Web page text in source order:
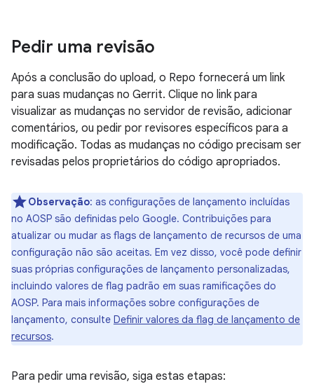
Pedir uma revisão
Após a conclusão do upload, o Repo fornecerá um link
para suas mudanças no Gerrit. Clique no link para
visualizar as mudanças no servidor de revisão, adicionar
comentários, ou pedir por revisores específicos para a
modificação. Todas as mudanças no código precisam ser
revisadas pelos proprietários do código apropriados.
Observação: as configurações de lançamento incluídas
no AOSP são definidas pelo Google. Contribuições para
atualizar ou mudar as flags de lançamento de recursos de uma
configuração não são aceitas. Em vez disso, você pode definir
suas próprias configurações de lançamento personalizadas,
incluindo valores de flag padrão em suas ramificações do
AOSP. Para mais informações sobre configurações de
lançamento, consulte Definir valores da flag de lançamento de
recursos.
Para pedir uma revisão, siga estas etapas: